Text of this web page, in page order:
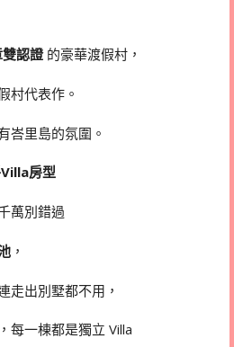
認證的豪華渡假村，
村代表作。
峇里島的氛圍。
房型
萬別錯過
，
走出別墅都不用，
每一棟都是獨立 Villa